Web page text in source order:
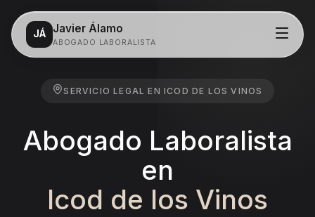
JÁ Javier Álamo
ABOGADO LABORALISTA
Salarios
SERVICIO LEGAL ENICOD DE LOS VINOS
Abogado Laboralista
en
Icod de los Vinos